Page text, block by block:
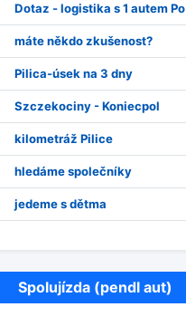
Dotaz - logistika s 1 autem Po
máte někdo zkušenost?
Pilica-úsek na 3 dny
Szczekociny - Koniecpol
kilometráž Pilice
hledáme společníky
jedeme s dětma
Spolujízda (pendl aut)